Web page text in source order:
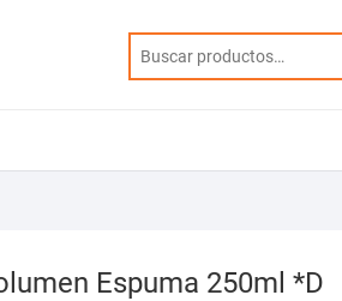
Espuma 250ml *D